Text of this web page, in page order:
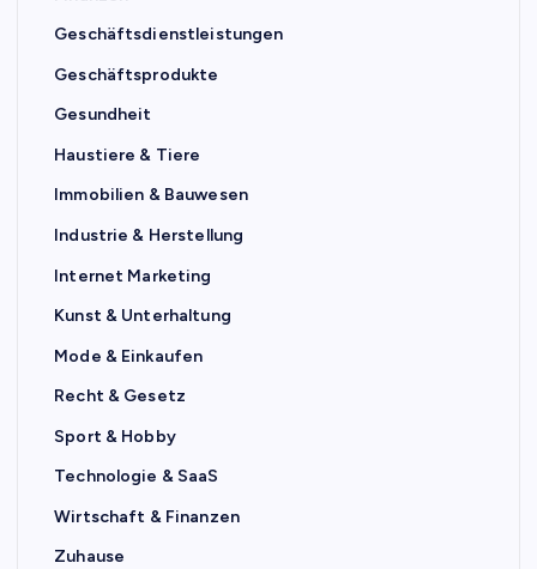
Geschäftsdienstleistungen
Geschäftsprodukte
Gesundheit
Haustiere & Tiere
Immobilien & Bauwesen
Industrie & Herstellung
Internet Marketing
Kunst & Unterhaltung
Mode & Einkaufen
Recht & Gesetz
Sport & Hobby
Technologie & SaaS
Wirtschaft & Finanzen
Zuhause